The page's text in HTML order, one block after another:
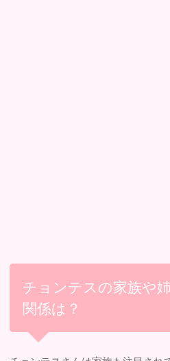
チョンテスの家族や
関係は？